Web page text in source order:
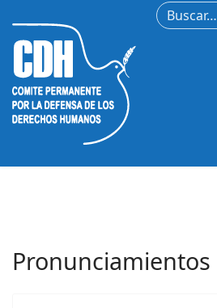
Buscar
Pronunciamientos